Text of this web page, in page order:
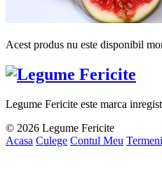
Acest produs nu este disponibil
Legume Fericite este marca
© 2026 Legume Fericite
Acasa Culege Contul Meu